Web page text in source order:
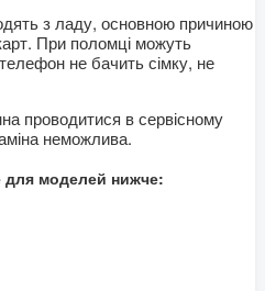
з ладу, основною причиною
При поломці можуть
не бачить сімку, не
проводитися в сервісному
неможлива.
для моделей нижче: